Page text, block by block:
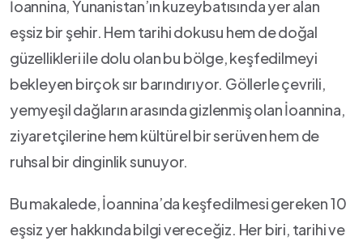
İoannina, Yunanistan’ın kuzeybatısında yer alan
‍eşsiz bir⁤ şehir. Hem tarihi ‌dokusu hem⁣ de ⁣doğal‌
güzellikleri ile dolu olan⁣ bu ‌bölge, keşfedilmeyi
⁣bekleyen birçok sır barındırıyor. Göllerle çevrili,
yemyeşil dağların arasında⁢ gizlenmiş olan⁣ İoannina,
ziyaretçilerine hem kültürel⁢ bir serüven⁤ hem‌ de
ruhsal​ bir ‌dinginlik sunuyor.
Bu makalede, İoannina’da keşfedilmesi gereken 10
‌eşsiz‍ yer ‍hakkında ‌bilgi ⁣vereceğiz.​ Her biri, tarihi ve